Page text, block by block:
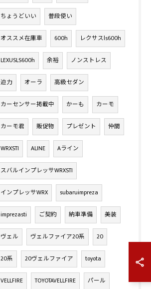
ちょうどいい 普段使い
オススメ在庫車 600h レクサスls600h
LEXUSLS600h 余裕 ノンストレス
迫力 オーラ 高級セダン
カーセンサー掲載中 かーも カーモ
カーモ君 販促物 プレゼント 仲間
WRXSTI ALINE Aライン
スバルインプレッサWRXSTI
インプレッサWRX subaruimpreza
imprezasti ご契約 納車準備 美装
ヴェル ヴェルファイア20系 20
20系 20ヴェルファイア toyota
VELLFIRE TOYOTAVELLFIRE パール